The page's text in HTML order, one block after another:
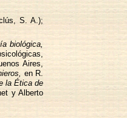
S. A.);
biológica,
Aires,
en R.
la Ética de
y Alberto